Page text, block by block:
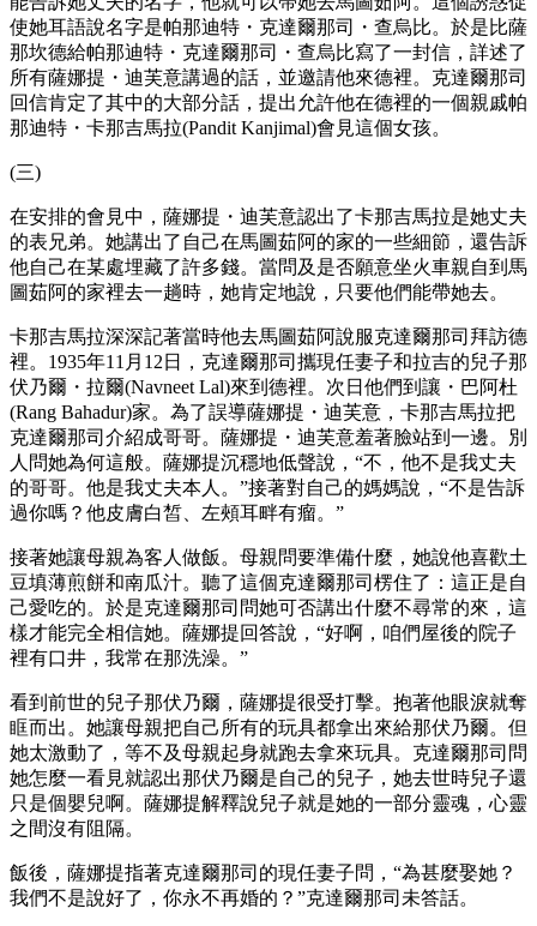
使她耳語說名字是帕那迪特・克達爾那司・查烏比。於是比薩
那坎德給帕那迪特・克達爾那司・查烏比寫了一封信，詳述了
所有薩娜提・迪芙意講過的話，並邀請他來德裡。克達爾那司
回信肯定了其中的大部分話，提出允許他在德裡的一個親戚帕
那迪特・卡那吉馬拉(Pandit Kanjimal)會見這個女孩。
(三)
在安排的會見中，薩娜提・迪芙意認出了卡那吉馬拉是她丈夫
的表兄弟。她講出了自己在馬圖茹阿的家的一些細節，還告訴
他自己在某處埋藏了許多錢。當問及是否願意坐火車親自到馬
圖茹阿的家裡去一趟時，她肯定地說，只要他們能帶她去。
卡那吉馬拉深深記著當時他去馬圖茹阿說服克達爾那司拜訪德
裡。1935年11月12日，克達爾那司攜現任妻子和拉吉的兒子那
伏乃爾・拉爾(Navneet Lal)來到德裡。次日他們到讓・巴阿杜
(Rang Bahadur)家。為了誤導薩娜提・迪芙意，卡那吉馬拉把
克達爾那司介紹成哥哥。薩娜提・迪芙意羞著臉站到一邊。別
人問她為何這般。薩娜提沉穩地低聲說，“不，他不是我丈夫
的哥哥。他是我丈夫本人。”接著對自己的媽媽說，“不是告訴
過你嗎？他皮膚白皙、左頰耳畔有瘤。”
接著她讓母親為客人做飯。母親問要準備什麼，她說他喜歡土
豆填薄煎餅和南瓜汁。聽了這個克達爾那司楞住了：這正是自
己愛吃的。於是克達爾那司問她可否講出什麼不尋常的來，這
樣才能完全相信她。薩娜提回答說，“好啊，咱們屋後的院子
裡有口井，我常在那洗澡。”
看到前世的兒子那伏乃爾，薩娜提很受打擊。抱著他眼淚就奪
眶而出。她讓母親把自己所有的玩具都拿出來給那伏乃爾。但
她太激動了，等不及母親起身就跑去拿來玩具。克達爾那司問
她怎麼一看見就認出那伏乃爾是自己的兒子，她去世時兒子還
只是個嬰兒啊。薩娜提解釋說兒子就是她的一部分靈魂，心靈
之間沒有阻隔。
飯後，薩娜提指著克達爾那司的現任妻子問，“為甚麼娶她？
我們不是說好了，你永不再婚的？”克達爾那司未答話。